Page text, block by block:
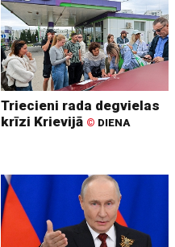
Triecieni rada degvielas
krīzi Krievijā © DIENA